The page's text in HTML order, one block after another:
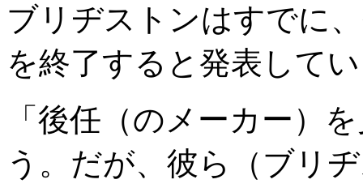
ブリヂストンはすでに
を終了すると発表して
「後任（のメーカー）
う。だが、彼ら（ブリ